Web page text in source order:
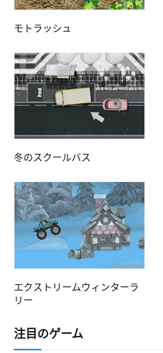
モトラッシュ
冬のスクールバス
エクストリームウィンターラ
リー
注目のゲーム